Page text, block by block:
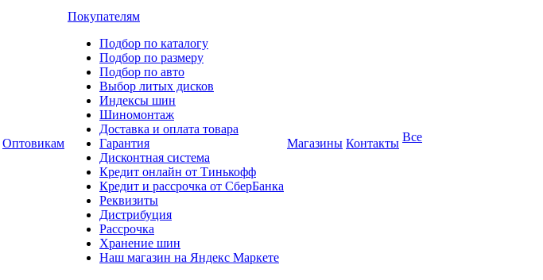
Оптовикам
Покупателям
Подбор по каталогу
Подбор по размеру
Подбор по авто
Выбор литых дисков
Индексы шин
Шиномонтаж
Доставка и оплата товара
Гарантия
Дисконтная система
Кредит онлайн от Тинькофф
Кредит и рассрочка от СберБанка
Реквизиты
Дистрибуция
Рассрочка
Хранение шин
Наш магазин на Яндекс Маркете
Магазины Контакты Все